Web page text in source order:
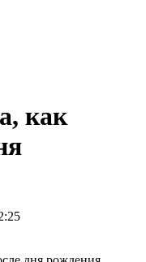
как